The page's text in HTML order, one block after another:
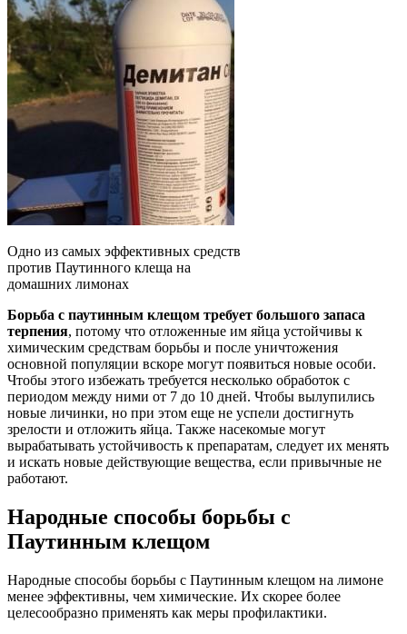
Одно из самых эффективных средств
против Паутинного клеща на
домашних лимонах
Борьба с паутинным клещом требует большого запаса
терпения, потому что отложенные им яйца устойчивы к
химическим средствам борьбы и после уничтожения
основной популяции вскоре могут появиться новые особи.
Чтобы этого избежать требуется несколько обработок с
периодом между ними от 7 до 10 дней. Чтобы вылупились
новые личинки, но при этом еще не успели достигнуть
зрелости и отложить яйца. Также насекомые могут
вырабатывать устойчивость к препаратам, следует их менять
и искать новые действующие вещества, если привычные не
работают.
Народные способы борьбы с
Паутинным клещом
Народные способы борьбы с Паутинным клещом на лимоне
менее эффективны, чем химические. Их скорее более
целесообразно применять как меры профилактики.